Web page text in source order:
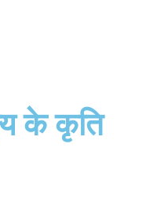
के कृति